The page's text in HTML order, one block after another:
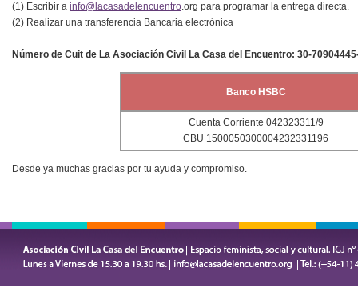
(1) Escribir a info@lacasadelencuentro.org para programar la entrega directa.
(2) Realizar una transferencia Bancaria electrónica
Número de Cuit de La Asociación Civil La Casa del Encuentro: 30-
Banco HSBC
Cuenta Corriente 042323311/9
CBU 1500050300004232331196
Desde ya muchas gracias por tu ayuda y compromiso.